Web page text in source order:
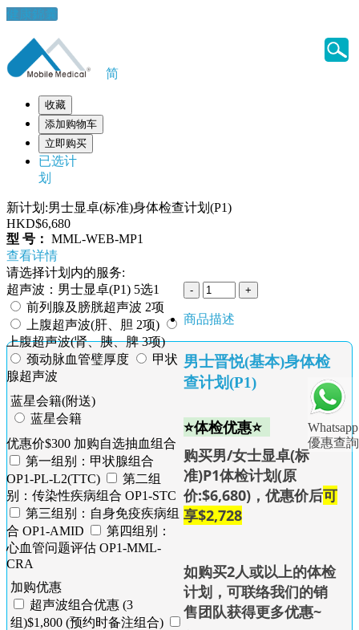
健康錦囊
Whatsapp
優惠查詢
简
收藏
添加购物车
立即购买
已选计
划
新计划:男士显卓(标准)身体检查计划(P1)
HKD$6,680
型 号： MML-WEB-MP1
查看详情
请选择计划内的服务:
超声波：男士显卓(P1) 5选1
前列腺及膀胱超声波 2项
上腹超声波(肝、胆 2项)
上腹超声波(肾、胰、脾 3项)
颈动脉血管璧厚度
甲状
腺超声波
蓝星会籍(附送)
蓝星会籍
优惠价$300 加购自选抽血组合
第一组别：甲状腺组合
OP1-PL-L2(TTC)
第二组
别：传染性疾病组合 OP1-STC
第三组别：自身免疫疾病组
合 OP1-AMID
第四组别：
心血管问题评估 OP1-MML-
CRA
加购优惠
超声波组合优惠 (3
组)$1,800 (预约时备注组合)
商品描述
男士晋悦(基本)身体检
查计划(P1)
⭐体检优惠⭐
购买男/女士显卓(标
准)P1体检计划(原
价:$6,680)，优惠价后可
享$2,728
如购买2人或以上的体检
计划，可联络我们的销
售团队获得更多优惠~